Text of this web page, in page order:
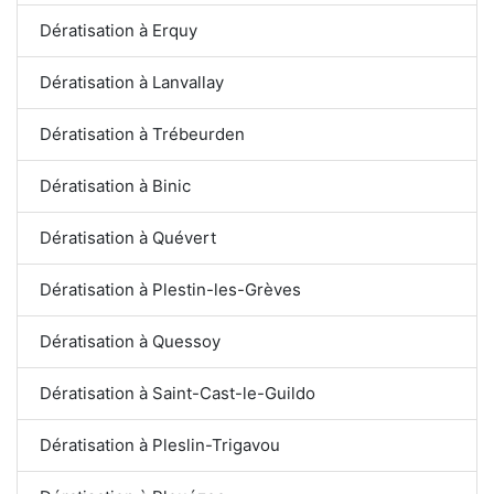
Dératisation à Erquy
Dératisation à Lanvallay
Dératisation à Trébeurden
Dératisation à Binic
Dératisation à Quévert
Dératisation à Plestin-les-Grèves
Dératisation à Quessoy
Dératisation à Saint-Cast-le-Guildo
Dératisation à Pleslin-Trigavou